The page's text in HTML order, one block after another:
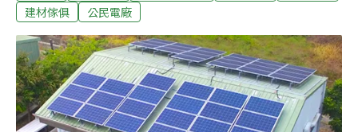
內第一家綠能售電業。陽光伏特家是國內最大公民電廠平
能為主，除公益案場的部份，均開放給民眾小額投資。往
往新案場一上線被搶購一空，至今已有1.3萬人次參與，總
裝置容量超過4MW（百萬瓦）、累計發電量達490萬度。
綠電售電業首度登場 打破台電壟斷過去民眾買電只有台
電一個選擇，2017年1月《電業法》修正，確定開放綠電
建材傢俱
公民電廠